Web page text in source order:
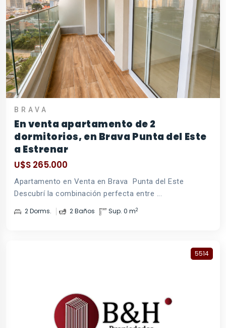
BRAVA
En venta apartamento de 2
dormitorios, en Brava Punta del Este
a Estrenar
U$S 265.000
Apartamento en Venta en Brava  Punta del Este
Descubrí la combinación perfecta entre ...
2 Dorms. 2 Baños Sup. 0 m2
5514